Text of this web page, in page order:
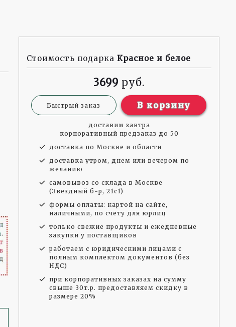
Стоимость подарка Красное и белое
3699
Быстрый заказ В корзину
доставим завтра
корпоративный предзаказ до 50
доставка по Москве и области
доставка утром, днем или вечером по
желанию
самовывоз со склада в Москве
(Звездный б-р, 21с1)
формы оплаты: картой на сайте,
наличными, по счету для юрлиц
только свежие продукты и ежедневные
закупки у поставщиков
работаем с юридическими лицами с
полным комплектом документов (без
НДС)
при корпоративных заказах на сумму
свыше 30т.р. предоставляем скидку в
размере 20%